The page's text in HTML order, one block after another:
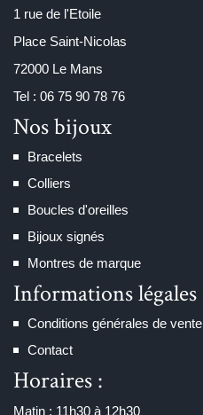
1 rue de l'Etoile
Place Saint-Nicolas
72000 Le Mans
Tel : 06 75 90 78 76
Nos bijoux
Bracelets
Colliers
Boucles d'oreilles
Bijoux signés
Montres de marque
Informations légales
Conditions générales de vente
Contact
Horaires :
Matin : 11h30 à 12h30